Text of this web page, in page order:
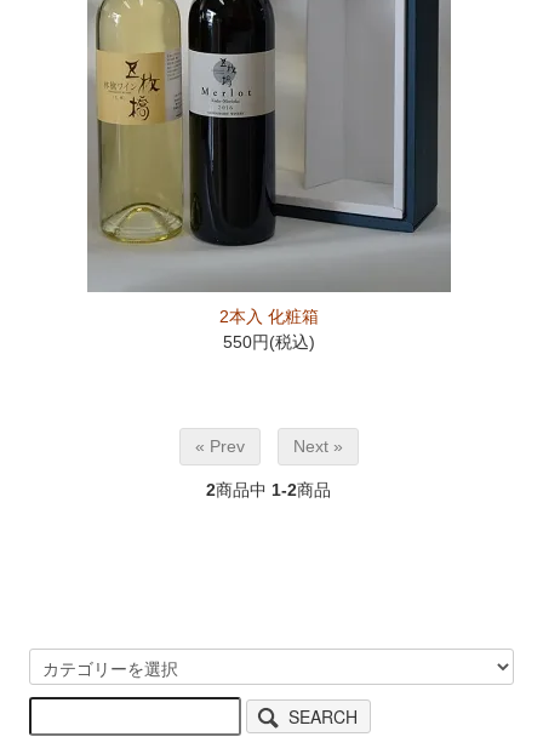
2本入 化粧箱
550円(税込)
« Prev Next »
2商品中 1-2商品
SEARCH